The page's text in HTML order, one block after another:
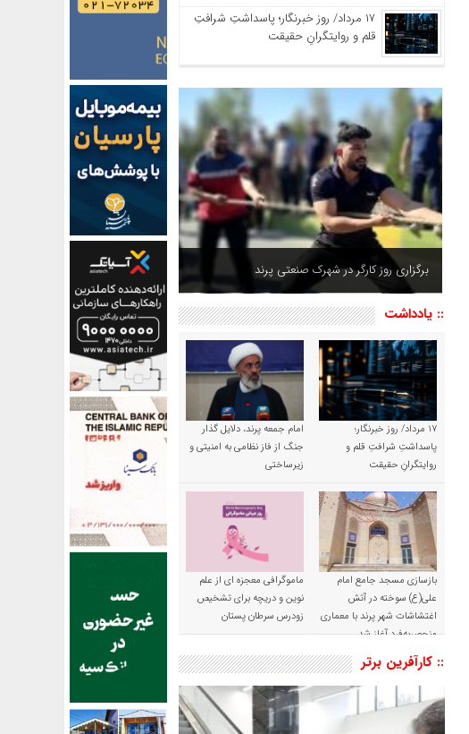
۱۷ مرداد/ روز خبرنگار؛ پاسداشتِ شرافتِ
قلم و روایتگرانِ حقیقت
افتتاح سینما فرهنگ رباط کریم
:: یادداشت
۱۷ مرداد/ روز خبرنگار؛
پاسداشتِ شرافتِ قلم و
روایتگرانِ حقیقت
امام جمعه پرند، دلایل گذار
جنگ از فاز نظامی به امنیتی و
زیرساختی
بازسازی مسجد جامع امام
علی(ع) سوخته در آتش
اغتشاشات شهر پرند با معماری
منحصربه‌فرد آغاز شد
ماموگرافی معجزه ای از علم
نوین و دریچه برای تشخیص
زودرس سرطان پستان
:: کارآفرین برتر